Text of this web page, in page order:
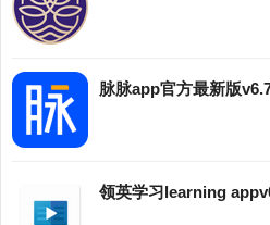
脉脉app官方最新版
领英学习learning